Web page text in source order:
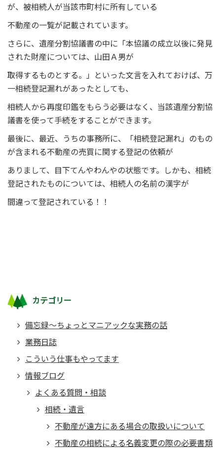
が、被相続人が当該市町村に所有している
不動産の一覧が記載されています。
さらに、遺産分割協議書の中に「本協議の成立以後に発見
された財産については、山田Ａ男が
取得するものとする。」といった文言を入れておけば、万
一相続登記漏れがあったとしても、
相続人から再度印鑑をもらう必要はなく、当該遺産分割協
議書を使って手続をすることができます。
最後に、最近、うちの事務所に、「相続登記漏れ」のもの
が含まれる不動産の売買に関する登記の依頼が
ありまして、目下てんやわんやの状態です。しかも、相続
登記されたものについては、相続人の名前の漢字が
間違って登記されている！！
カテゴリー
備忘録～ちょっとマニアックな実務の話
業務日誌
こういう仕事もやってます
情報ブログ
よくある質問・相談
相続・遺言
不動産が遠方にある場合の取扱いについて
不動産の相続による名義変更の際の必要書類